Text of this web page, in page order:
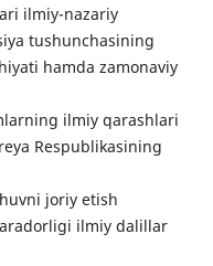
ilmiy-nazariy
tushunchasining
hamda zamonaviy
ilmiy qarashlari
Respublikasining
joriy etish
ilmiy dalillar